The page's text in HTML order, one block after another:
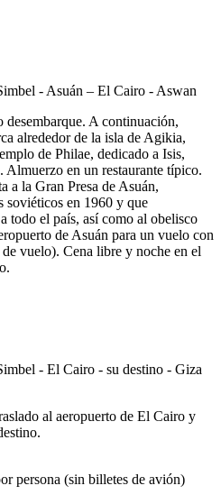
desembarque. A continuación,
alrededor de la isla de Agikia,
de Philae, dedicado a Isis,
Almuerzo en un restaurante típico.
a la Gran Presa de Asuán,
soviéticos en 1960 y que
todo el país, así como al obelisco
de Asuán para un vuelo con
vuelo). Cena libre y noche en el
al aeropuerto de El Cairo y
persona (sin billetes de avión)